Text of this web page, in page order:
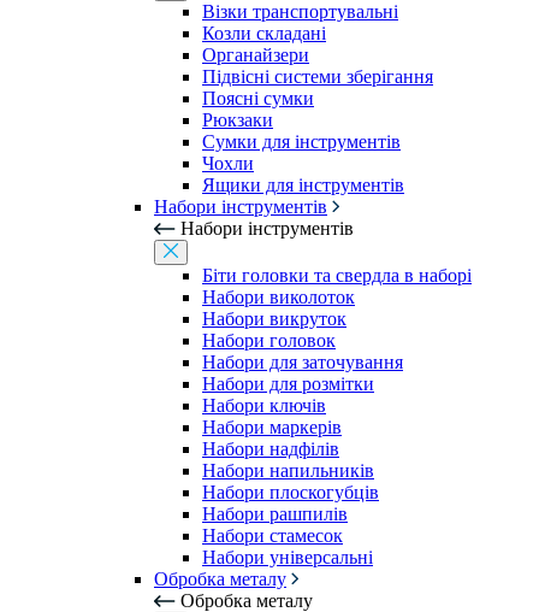
Візки транспортувальні
Козли складані
Органайзери
Підвісні системи зберігання
Поясні сумки
Рюкзаки
Сумки для інструментів
Чохли
Ящики для інструментів
Набори інструментів
Набори інструментів
Біти головки та свердла в наборі
Набори виколоток
Набори викруток
Набори головок
Набори для заточування
Набори для розмітки
Набори ключів
Набори маркерів
Набори надфілів
Набори напильників
Набори плоскогубців
Набори рашпилів
Набори стамесок
Набори універсальні
Обробка металу
Обробка металу